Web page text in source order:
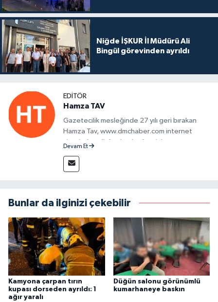
Niğde İŞKUR İl Müdürü Ali
Bingül görevinden ayrıldı
EDITÖR
Hamza TAV
Gazetecilik mesleğinde 27 yılı geri bırakan
Hamza Tav, www.dmchaber.com internet
sitesinde editör olarak görevini
Devam Et
Bunlar da ilginizi çekebilir
Kamyona çarpan tırın
kupası dorseden ayrıldı: 1
ağır yaralı
Düğün salonu görünümlü
kumarhaneye baskın